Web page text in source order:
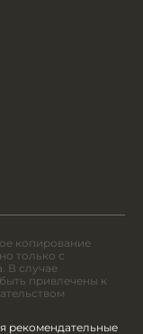
копирование
только с
В случае
привлечены к
рекомендательные